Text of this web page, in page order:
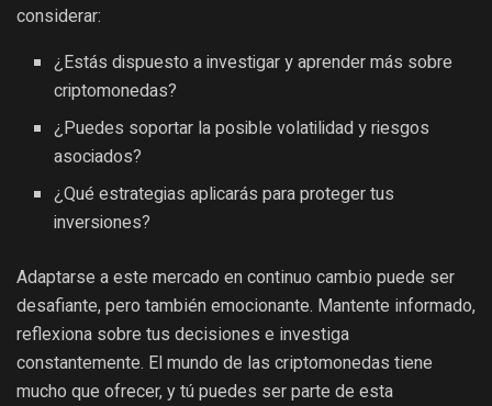
considerar:
¿Estás dispuesto a investigar y aprender más sobre
criptomonedas?
¿Puedes soportar la posible volatilidad y riesgos
asociados?
¿Qué estrategias aplicarás para proteger tus
inversiones?
Adaptarse a este mercado en continuo cambio puede ser
desafiante, pero también emocionante. Mantente informado,
reflexiona sobre tus decisiones e investiga
constantemente. El mundo de las criptomonedas tiene
mucho que ofrecer, y tú puedes ser parte de esta